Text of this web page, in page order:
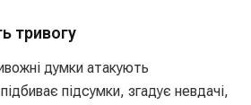
тривогу
думки атакують
підсумки, згадує невдачі,